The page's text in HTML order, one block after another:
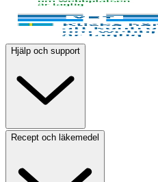
Hjälp och support
Recept och läkemedel